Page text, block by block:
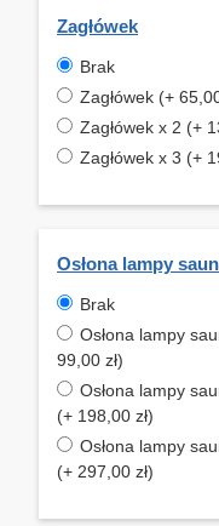
Zagłówek
Brak
Zagłówek (+
Zagłówek x 2 (+
Zagłówek x 3 (+
Osłona lampy
Brak
Osłona lampy
99,00 zł)
Osłona lampy
(+ 198,00 zł)
Osłona lampy
(+ 297,00 zł)